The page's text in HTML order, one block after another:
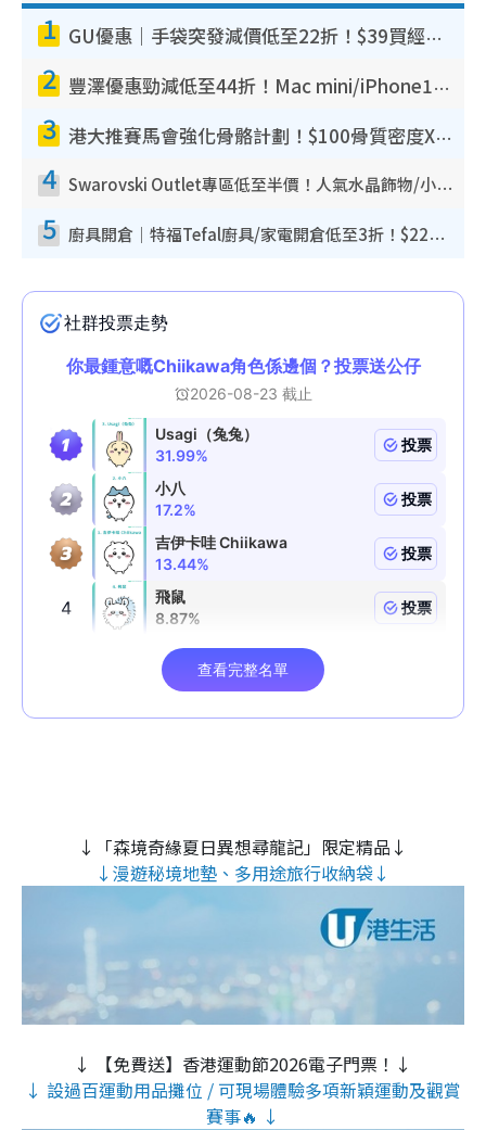
1 GU優惠｜手袋突發減價低至22折！$39買經典波士頓包/餃子袋！飾物同步減價$29起！
2 豐澤優惠勁減低至44折！Mac mini/iPhone17Pro大減價！廚房家電$220起
3 港大推賽馬會強化骨骼計劃！$100骨質密度X光檢查 完成免費運動訓練送超市禮券！附參加資格
4 Swarovski Outlet專區低至半價！人氣水晶飾物/小擺設$138起！迪士尼款/水晶高跟鞋都有平
5 廚具開倉｜特福Tefal廚具/家電開倉低至3折！$220起買平底鍋/炒鑊/湯煲！電飯煲/吸塵機/燙斗$418起
↓「森境奇緣夏日異想尋龍記」限定精品↓
↓漫遊秘境地墊、多用途旅行收納袋↓
↓ 【免費送】香港運動節2026電子門票！↓
↓ 設過百運動用品攤位 / 可現場體驗多項新穎運動及觀賞
賽事🔥 ↓